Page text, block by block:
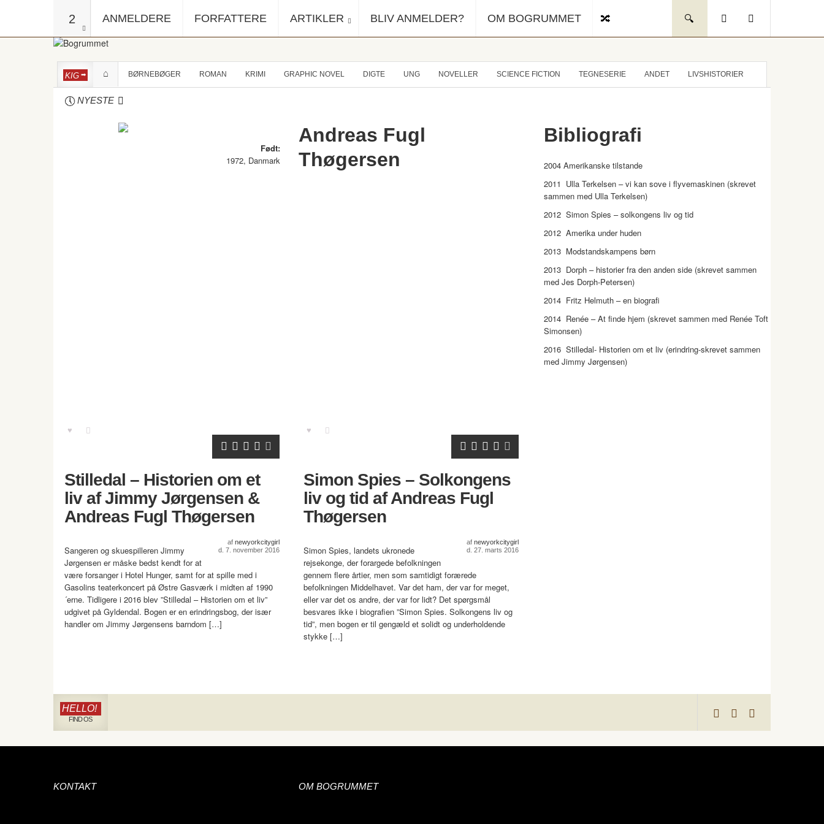
2 ANMELDERE FORFATTERE ARTIKLER BLIV ANMELDER? OM BOGRUMMET
KIG BØRNEBØGER ROMAN KRIMI GRAPHIC NOVEL DIGTE UNG NOVELLER SCIENCE FICTION TEGNESERIE ANDET LIVSHISTORIER
NYESTE
Født:
1972, Danmark
Andreas Fugl
Thøgersen
Bibliografi
2004 Amerikanske tilstande
2011 Ulla Terkelsen – vi kan sove i flyvemaskinen (skrevet
sammen med Ulla Terkelsen)
2012 Simon Spies – solkongens liv og tid
2012 Amerika under huden
2013 Modstandskampens børn
2013 Dorph – historier fra den anden side (skrevet sammen
med Jes Dorph-Petersen)
2014 Fritz Helmuth – en biografi
2014 Renée – At finde hjem (skrevet sammen med Renée Toft
Simonsen)
2016 Stilledal- Historien om et liv (erindring-skrevet sammen
med Jimmy Jørgensen)
Stilledal – Historien om et
liv af Jimmy Jørgensen &
Andreas Fugl Thøgersen
af newyorkcitygirl
d. 7. november 2016
Sangeren og skuespilleren Jimmy
Jørgensen er måske bedst kendt for at
være forsanger i Hotel Hunger, samt for at spille med i
Gasolins teaterkoncert på Østre Gasværk i midten af 1990
´erne. Tidligere i 2016 blev ”Stilledal – Historien om et liv”
udgivet på Gyldendal. Bogen er en erindringsbog, der især
handler om Jimmy Jørgensens barndom […]
Simon Spies – Solkongens
liv og tid af Andreas Fugl
Thøgersen
af newyorkcitygirl
d. 27. marts 2016
Simon Spies, landets ukronede
rejsekonge, der forargede befolkningen
gennem flere årtier, men som samtidigt forærede
befolkningen Middelhavet. Var det ham, der var for meget,
eller var det os andre, der var for lidt? Det spørgsmål
besvares ikke i biografien ”Simon Spies. Solkongens liv og
tid”, men bogen er til gengæld et solidt og underholdende
stykke […]
HELLO!
FIND OS
KONTAKT OM BOGRUMMET